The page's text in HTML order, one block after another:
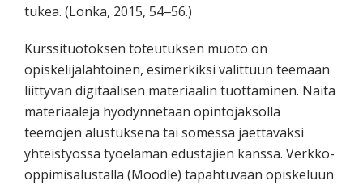
tukea. (Lonka, 2015, 54‒56.)
Kurssituotoksen toteutuksen muoto on
opiskelijalähtöinen, esimerkiksi valittuun teemaan
liittyvän digitaalisen materiaalin tuottaminen. Näitä
materiaaleja hyödynnetään opintojaksolla
teemojen alustuksena tai somessa jaettavaksi
yhteistyössä työelämän edustajien kanssa. Verkko-
oppimisalustalla (Moodle) tapahtuvaan opiskeluun